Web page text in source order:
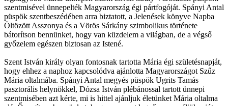
szentmisével ünnepelték Magyarország égi pártfogóját. Spányi Antal
püspök szentbeszédében arra biztatott, a Jelenések könyve Napba
Öltözött Asszonya és a Vörös Sárkány szimbolikus története
bátorítson bennünket, hogy van küzdelem a világban, de a végső
győzelem egészen biztosan az Istené.
Szent István király olyan fontosnak tartotta Mária égi születésnapját,
hogy ehhez a naphoz kapcsolódva ajánlotta Magyarországot Szűz
Mária oltalmába. Spányi Antal megyés püspök Ugrits Tamás
pasztorális helynökkel, Dózsa István plébánossal tartott ünnepi
szentmisében azt kérte, mi is hittel ajánljuk életünket Mária oltalma